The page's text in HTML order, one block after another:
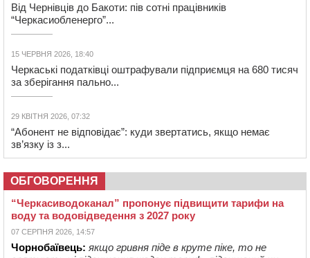
Від Чернівців до Бакоти: пів сотні працівників
“Черкасиобленерго”...
15 ЧЕРВНЯ 2026, 18:40
Черкаські податківці оштрафували підприємця на 680 тисяч
за зберігання пально...
29 КВІТНЯ 2026, 07:32
“Абонент не відповідає”: куди звертатись, якщо немає
зв’язку із з...
ОБГОВОРЕННЯ
“Черкасиводоканал” пропонує підвищити тарифи на
воду та водовідведення з 2027 року
07 СЕРПНЯ 2026, 14:57
Чорнобаївець: якщо гривня піде в круте піке, то не